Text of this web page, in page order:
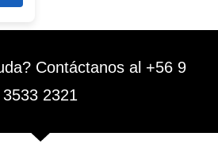
Contáctanos al +56 9
3533 2321